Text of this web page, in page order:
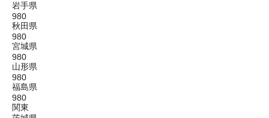
岩手県
980
秋田県
980
宮城県
980
山形県
980
福島県
980
関東